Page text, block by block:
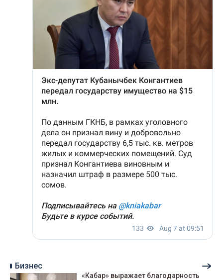
Бизнес
«Кабар» выражает благодарность